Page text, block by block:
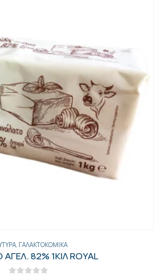
, ΓΑΛΑΚΤΟΚΟΜΙΚΆ
82% 1ΚΙΛ ROYAL